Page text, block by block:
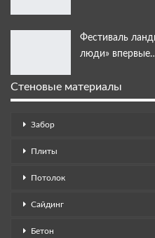
Фестиваль
люди»
Стеновые материалы
Забор
Плиты
Потолок
Сайдинг
Бетон